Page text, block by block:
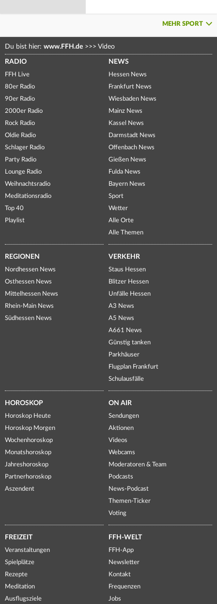
MEHR SPORT
Du bist hier: www.FFH.de >>> Video
RADIO
FFH Live
80er Radio
90er Radio
2000er Radio
Rock Radio
Oldie Radio
Schlager Radio
Party Radio
Lounge Radio
Weihnachtsradio
Meditationsradio
Top 40
Playlist
NEWS
Hessen News
Frankfurt News
Wiesbaden News
Mainz News
Kassel News
Darmstadt News
Offenbach News
Gießen News
Fulda News
Bayern News
Sport
Wetter
Alle Orte
Alle Themen
REGIONEN
Nordhessen News
Osthessen News
Mittelhessen News
Rhein-Main News
Südhessen News
VERKEHR
Staus Hessen
Blitzer Hessen
Unfälle Hessen
A3 News
A5 News
A661 News
Günstig tanken
Parkhäuser
Flugplan Frankfurt
Schulausfälle
HOROSKOP
Horoskop Heute
Horoskop Morgen
Wochenhoroskop
Monatshoroskop
Jahreshoroskop
Partnerhoroskop
Aszendent
ON AIR
Sendungen
Aktionen
Videos
Webcams
Moderatoren & Team
Podcasts
News-Podcast
Themen-Ticker
Voting
FREIZEIT
Veranstaltungen
Spielplätze
Rezepte
Meditation
Ausflugsziele
FFH-WELT
FFH-App
Newsletter
Kontakt
Frequenzen
Jobs